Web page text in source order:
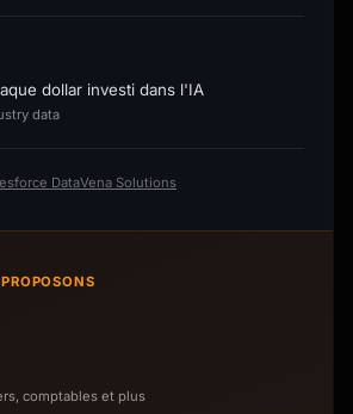
dollar investi dans l'IA
data
DataVena Solutions
comptables et plus